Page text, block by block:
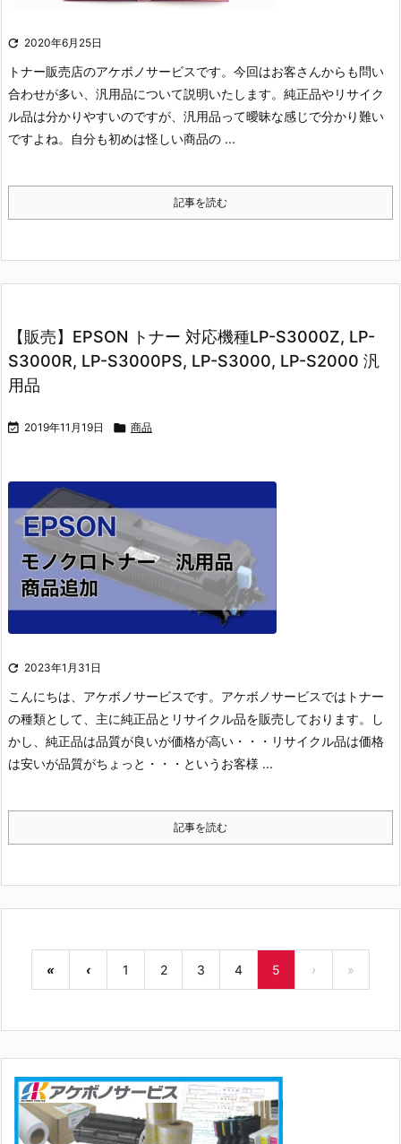
 2020年6月25日
トナー販売店のアケボノサービスです。 今回はお客さんからも問い
合わせが多い、汎用品について説明いたします。 純正品やリサイク
ル品は分かりやすいのですが、汎用品って曖昧な感じで分かり難い
ですよね。自分も初めは怪しい商品の ...
記事を読む
【販売】EPSON トナー 対応機種LP-S3000Z, LP-
S3000R, LP-S3000PS, LP-S3000, LP-S2000 汎
用品
 2019年11月19日  商品
 2023年1月31日
こんにちは、アケボノサービスです。 アケボノサービスではトナー
の種類として、主に純正品とリサイクル品を販売しております。し
かし、純正品は品質が良いが価格が高い・・・リサイクル品は価格
は安いが品質がちょっと・・・というお客様 ...
記事を読む
« ‹ 1 2 3 4 5 › »